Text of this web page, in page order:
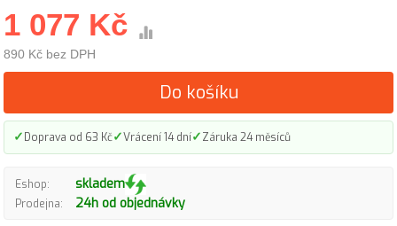
1 077 Kč
890 Kč bez DPH
Do košíku
✓Doprava od 63 Kč✓Vrácení 14 dní✓Záruka 24 měsíců
Eshop: skladem
Prodejna: 24h od objednávky